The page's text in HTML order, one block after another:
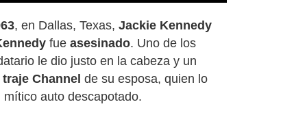
, en Dallas, Texas, Jackie Kennedy
fue asesinado. Uno de los
le dio justo en la cabeza y un
traje Channel de su esposa, quien lo
auto descapotado.